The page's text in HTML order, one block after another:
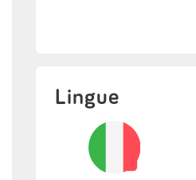
Lingue